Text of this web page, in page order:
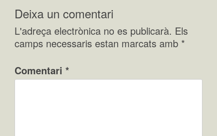
Deixa un comentari
L'adreça electrònica no es publicarà. Els
camps necessaris estan marcats amb *
Comentari *